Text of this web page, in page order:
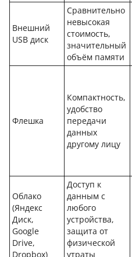
Внешний
USB диск
Сравнительно
невысокая
стоимость,
значительный
объём памяти
Флешка
Компактность,
удобство
передачи
данных
другому лицу
Облако
(Яндекс
Диск,
Google
Drive,
Dropbox)
Доступ к
данным с
любого
устройства,
защита от
физической
утраты